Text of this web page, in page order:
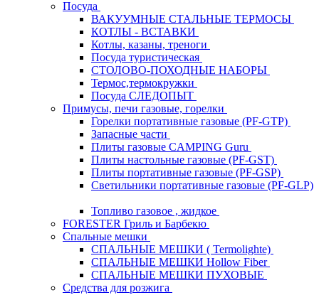
Посуда
ВАКУУМНЫЕ СТАЛЬНЫЕ ТЕРМОСЫ
КОТЛЫ - ВСТАВКИ
Котлы, казаны, треноги
Посуда туристическая
СТОЛОВО-ПОХОДНЫЕ НАБОРЫ
Термос,термокружки
Посуда СЛЕДОПЫТ
Примусы, печи газовые, горелки
Горелки портативные газовые (PF-GTP)
Запасные части
Плиты газовые CAMPING Guru
Плиты настольные газовые (PF-GST)
Плиты портативные газовые (PF-GSP)
Светильники портативные газовые (PF-GLP)
Топливо газовое , жидкое
FORESTER Гриль и Барбекю
Спальные мешки
СПАЛЬНЫЕ МЕШКИ ( Termolighte)
СПАЛЬНЫЕ МЕШКИ Hollow Fiber
СПАЛЬНЫЕ МЕШКИ ПУХОВЫЕ
Средства для розжига